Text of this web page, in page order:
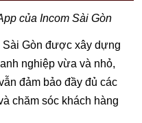
của Incom Sài Gòn
Sài Gòn được xây dựng
nghiệp vừa và nhỏ,
đảm bảo đầy đủ các
chăm sóc khách hàng